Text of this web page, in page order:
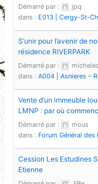
Démarré par :
jpq
dans : E013 | Cergy-St-
S’unir pour l’avenir de
résidence RIVERPARK
Démarré par :
dans :A004 | Asnieres –
Vente d’un immeuble
LMNP : par où
Démarré par :
mous
dans : Forum Général
Cession Les Estudines
Etienne